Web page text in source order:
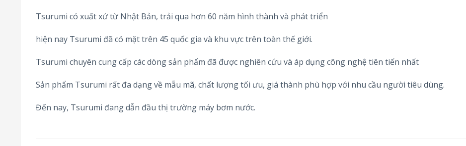
Tsurumi có xuất xứ từ Nhật Bản, trải qua hơn 60 năm hình thành và phát triển
hiện nay Tsurumi đã có mặt trên 45 quốc gia và khu vực trên toàn thế giới.
Tsurumi chuyên cung cấp các dòng sản phẩm đã được nghiên cứu và áp dụng công nghệ tiên tiến nhất
Sản phẩm Tsurumi rất đa dạng về mẫu mã, chất lượng tối ưu, giá thành phù hợp với nhu cầu người tiêu dùng.
Đến nay, Tsurumi đang dẫn đầu thị trường máy bơm nước.